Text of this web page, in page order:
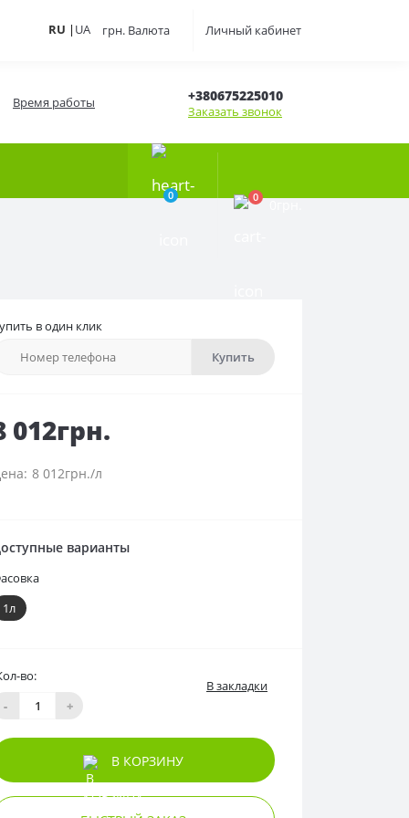
RU | UA грн. Валюта Личный кабинет
Время работы +380675225010
Заказать звонок
0 0
в один клик
Купить
012грн.
8 012грн./л
варианты
1л
во:
-
+
В закладки
В КОРЗИНУ